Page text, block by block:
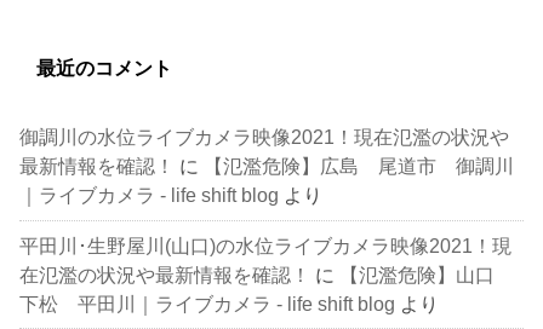
最近のコメント
御調川の水位ライブカメラ映像2021！現在氾濫の状況や
最新情報を確認！
に
【氾濫危険】広島 尾道市 御調川
｜ライブカメラ - life shift blog より
平田川･生野屋川(山口)の水位ライブカメラ映像2021！現
在氾濫の状況や最新情報を確認！
に
【氾濫危険】山口
下松 平田川｜ライブカメラ - life shift blog より